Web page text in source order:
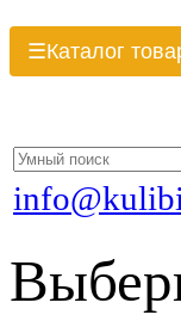
☰Каталог